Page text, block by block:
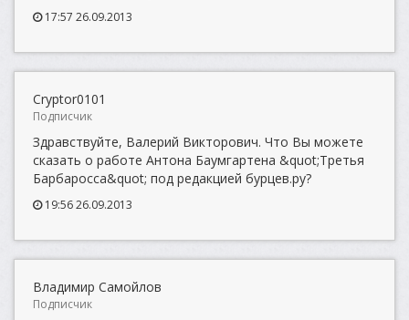
17:57 26.09.2013
Cryptor0101
Подписчик
Здравствуйте, Валерий Викторович. Что Вы можете
сказать о работе Антона Баумгартена &quot;Третья
Барбаросса&quot; под редакцией бурцев.ру?
19:56 26.09.2013
Владимир Самойлов
Подписчик